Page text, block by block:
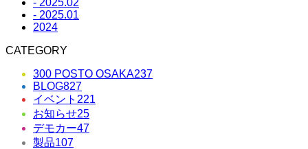
- 2025.02
- 2025.01
2024
CATEGORY
300 POSTO OSAKA237
BLOG827
イベント 221
お知らせ25
デモカー47
製品107